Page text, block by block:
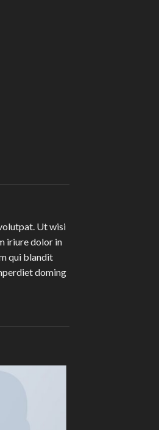
Ut wisi
iriure dolor in
qui blandit
doming